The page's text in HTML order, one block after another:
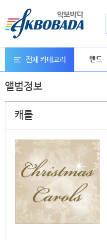
전체 카테고리 밴드
앨범정보
캐롤